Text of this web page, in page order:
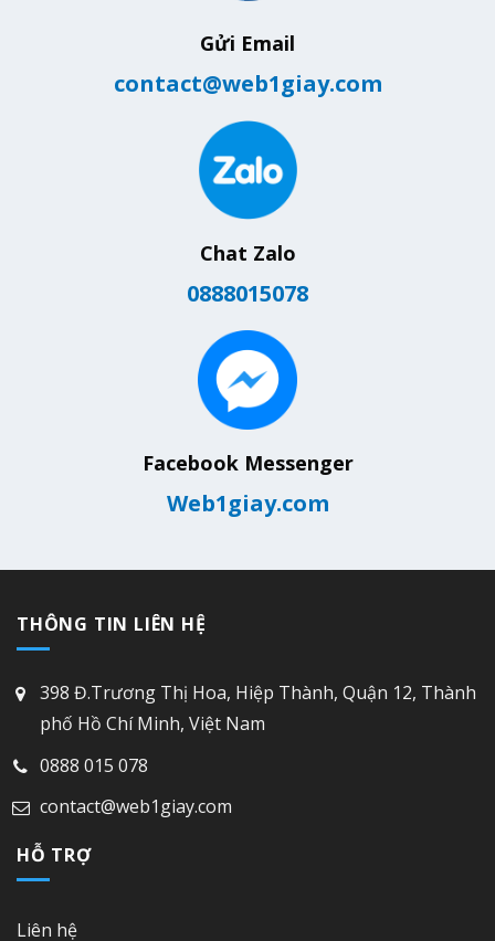
Gửi Email
contact@web1giay.com
Chat Zalo
0888015078
Facebook Messenger
Web1giay.com
THÔNG TIN LIÊN HỆ
398 Đ.Trương Thị Hoa, Hiệp Thành, Quận 12, Thành
phố Hồ Chí Minh, Việt Nam
0888 015 078
contact@web1giay.com
HỖ TRỢ
Liên hệ